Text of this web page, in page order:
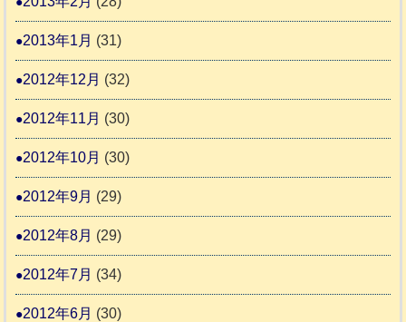
2013年1月 (31)
2012年12月 (32)
2012年11月 (30)
2012年10月 (30)
2012年9月 (29)
2012年8月 (29)
2012年7月 (34)
2012年6月 (30)